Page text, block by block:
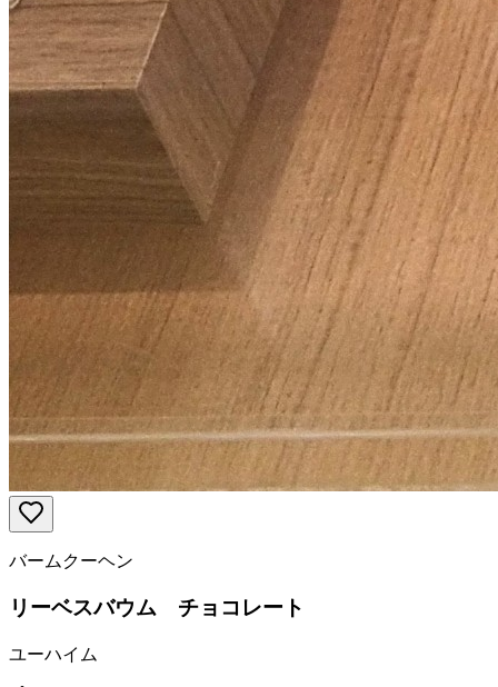
バームクーヘン
リーベスバウム チョコレート
ユーハイム